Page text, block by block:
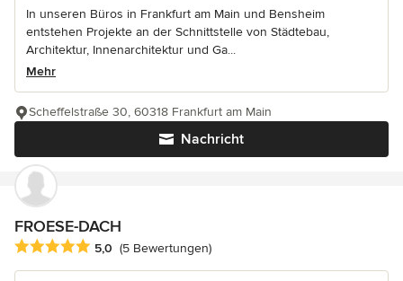
In unseren Büros in Frankfurt am Main und Bensheim
entstehen Projekte an der Schnittstelle von Städtebau,
Architektur, Innenarchitektur und Ga...
Mehr
Nachricht
Scheffelstraße 30, 60318 Frankfurt am Main
FROESE-DACH
Durchschnittliche Bewertung: 5 von 5 Sternen
5,0 (5 Bewertungen)